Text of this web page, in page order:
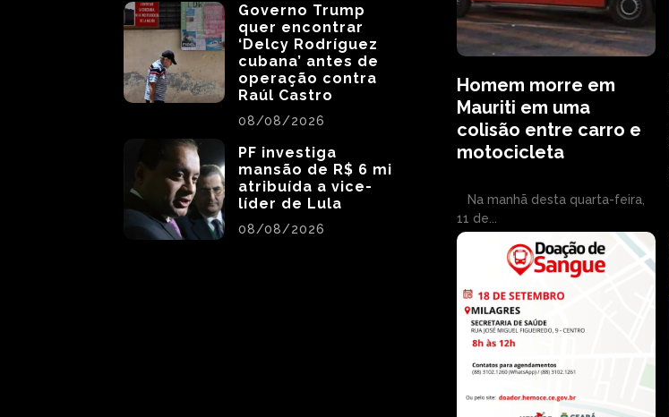
Governo Trump
quer encontrar
‘Delcy Rodríguez
cubana’ antes de
operação contra
Raúl Castro
08/08/2026
PF investiga
mansão de R$ 6 mi
atribuída a vice-
líder de Lula
08/08/2026
Homem morre em
Mauriti em uma
colisão entre carro e
motocicleta
Na manhã desta quarta-feira,
11 de...